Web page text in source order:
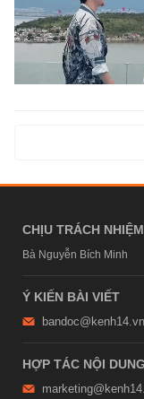
CHỊU TRÁCH
Bà Nguyễn Bích Minh
Ý KIẾN BÀI VIẾT
bandoc@kenh14.vn
HỢP TÁC NỘI DUNG